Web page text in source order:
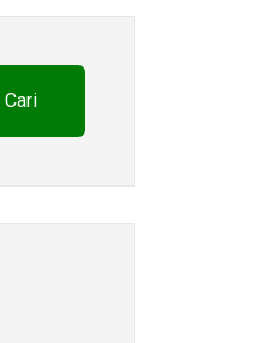
Cari